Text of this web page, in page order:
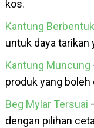
kos.
Kantung Berbentuk
untuk daya tarikan
Kantung Muncung
produk yang boleh
Beg Mylar Tersuai
dengan pilihan